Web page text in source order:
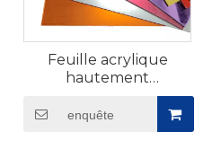
Feuille acrylique
hautement
réfléchissante pour
vanités​
enquête